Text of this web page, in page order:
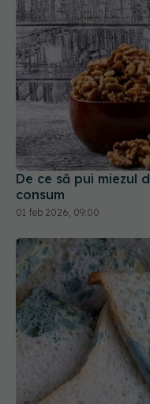
De ce să pui miezul
consum
01 feb 2026, 09:00
Ai găsit mucegai pe
trebuie să arunci